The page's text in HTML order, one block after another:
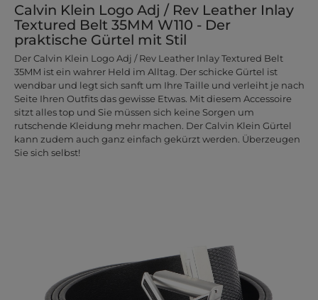
Calvin Klein Logo Adj / Rev Leather Inlay
Textured Belt 35MM W110 - Der
praktische Gürtel mit Stil
Der Calvin Klein Logo Adj / Rev Leather Inlay Textured Belt
35MM ist ein wahrer Held im Alltag. Der schicke Gürtel ist
wendbar und legt sich sanft um Ihre Taille und verleiht je nach
Seite Ihren Outfits das gewisse Etwas. Mit diesem Accessoire
sitzt alles top und Sie müssen sich keine Sorgen um
rutschende Kleidung mehr machen. Der Calvin Klein Gürtel
kann zudem auch ganz einfach gekürzt werden. Überzeugen
Sie sich selbst!